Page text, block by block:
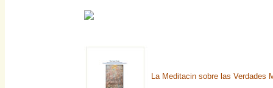
La Meditacin sobre las Verdades